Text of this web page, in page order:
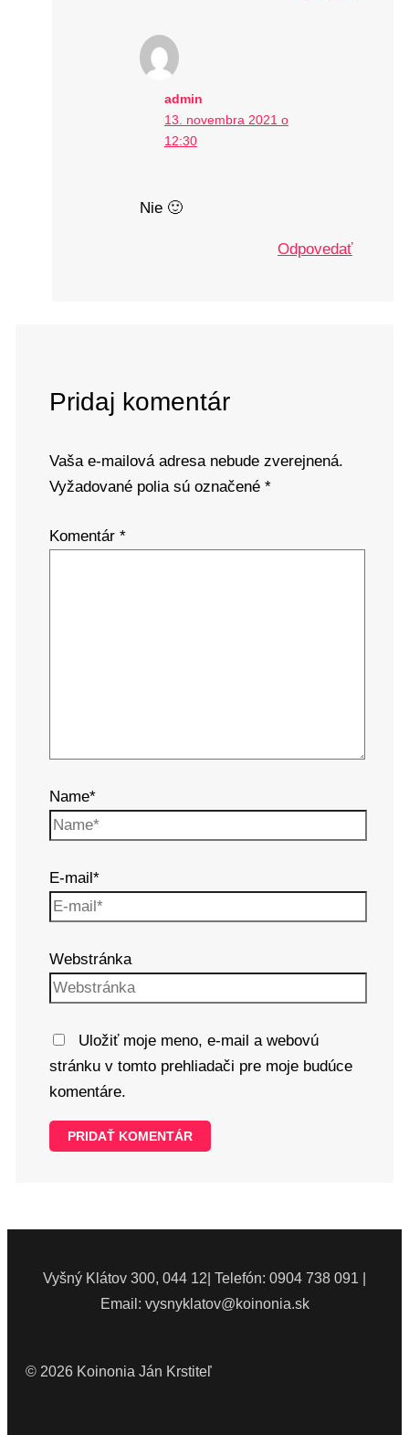
admin
13. novembra 2021 o
12:30
Nie 🙂
Odpovedať
Pridaj komentár
Vaša e-mailová adresa nebude zverejnená.
Vyžadované polia sú označené *
Komentár *
Name*
E-mail*
Webstránka
Uložiť moje meno, e-mail a webovú
stránku v tomto prehliadači pre moje budúce
komentáre.
Vyšný Klátov 300, 044 12| Telefón: 0904 738 091 |
Email: vysnyklatov@koinonia.sk
© 2026 Koinonia Ján Krstiteľ